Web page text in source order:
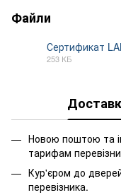
Файли
Сертификат
253 КБ
Новою поштою та
тарифам
Кур'єром до
перевізника.